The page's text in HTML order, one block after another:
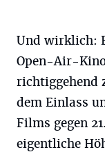
Und wirklich:
Open-Air-
richtiggehend
dem Einlass
Films gegen
eigentliche